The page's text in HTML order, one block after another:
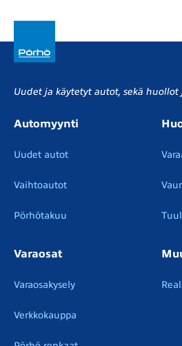
Uudet ja käytetyt autot, sekä huollot
Automyynti
Uudet autot
Vaihtoautot
Pörhötakuu
Varaosat
Varaosakysely
Verkkokauppa